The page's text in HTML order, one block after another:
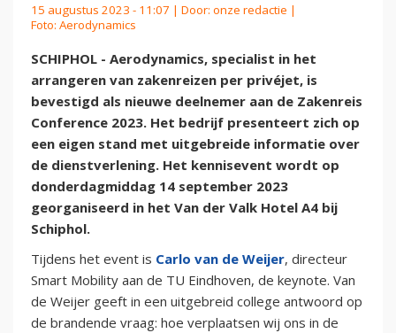
15 augustus 2023 - 11:07 | Door: onze redactie |
Foto: Aerodynamics
SCHIPHOL - Aerodynamics, specialist in het
arrangeren van zakenreizen per privéjet, is
bevestigd als nieuwe deelnemer aan de Zakenreis
Conference 2023. Het bedrijf presenteert zich op
een eigen stand met uitgebreide informatie over
de dienstverlening. Het kennisevent wordt op
donderdagmiddag 14 september 2023
georganiseerd in het Van der Valk Hotel A4 bij
Schiphol.
Tijdens het event is Carlo van de Weijer, directeur
Smart Mobility aan de TU Eindhoven, de keynote. Van
de Weijer geeft in een uitgebreid college antwoord op
de brandende vraag: hoe verplaatsen wij ons in de